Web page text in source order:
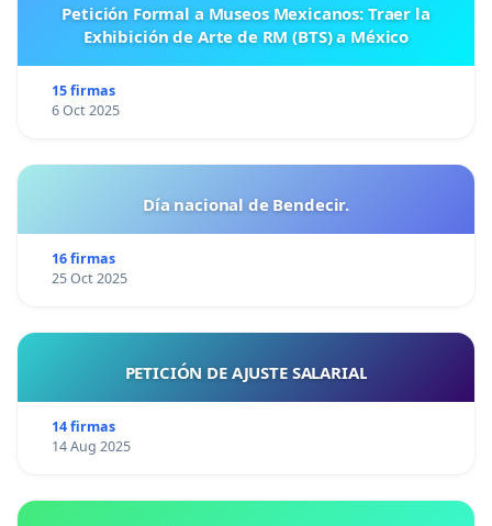
Petición Formal a Museos Mexicanos: Traer la
Exhibición de Arte de RM (BTS) a México
15 firmas
6 Oct 2025
Día nacional de Bendecir.
16 firmas
25 Oct 2025
PETICIÓN DE AJUSTE SALARIAL
14 firmas
14 Aug 2025